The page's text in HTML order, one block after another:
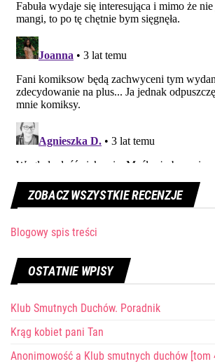
ZOBACZ WSZYSTKIE RECENZJE
Blogowy spis treści
OSTATNIE WPISY
Klub Smutnych Duchów. Poradnik
Krąg kobiet pani Tan
Anonimowość a Klub smutnych duchów [tom